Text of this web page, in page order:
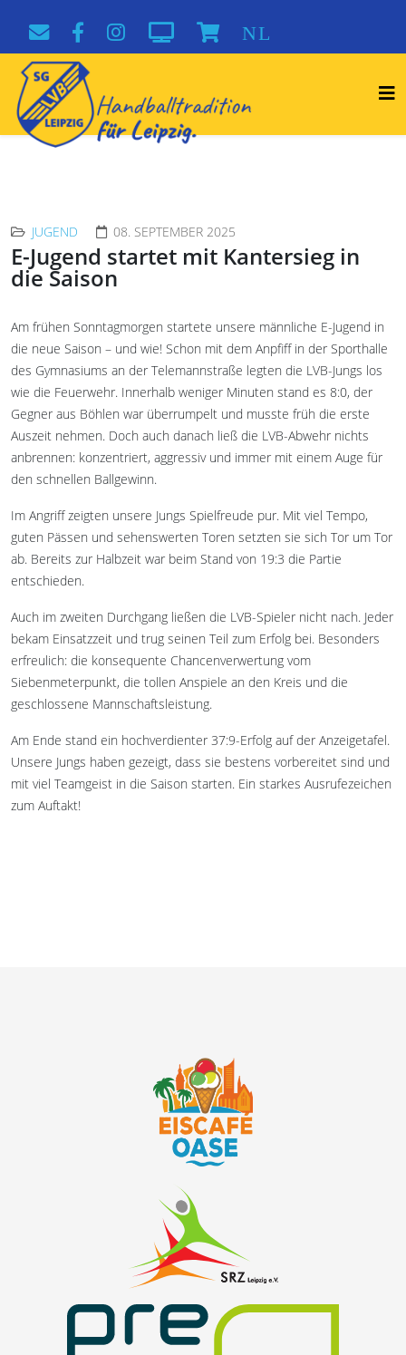
NL
JUGEND 08. SEPTEMBER 2025
E-Jugend startet mit Kantersieg in
die Saison
Am frühen Sonntagmorgen startete unsere männliche E-Jugend in
die neue Saison – und wie! Schon mit dem Anpfiff in der Sporthalle
des Gymnasiums an der Telemannstraße legten die LVB-Jungs los
wie die Feuerwehr. Innerhalb weniger Minuten stand es 8:0, der
Gegner aus Böhlen war überrumpelt und musste früh die erste
Auszeit nehmen. Doch auch danach ließ die LVB-Abwehr nichts
anbrennen: konzentriert, aggressiv und immer mit einem Auge für
den schnellen Ballgewinn.
Im Angriff zeigten unsere Jungs Spielfreude pur. Mit viel Tempo,
guten Pässen und sehenswerten Toren setzten sie sich Tor um Tor
ab. Bereits zur Halbzeit war beim Stand von 19:3 die Partie
entschieden.
Auch im zweiten Durchgang ließen die LVB-Spieler nicht nach. Jeder
bekam Einsatzzeit und trug seinen Teil zum Erfolg bei. Besonders
erfreulich: die konsequente Chancenverwertung vom
Siebenmeterpunkt, die tollen Anspiele an den Kreis und die
geschlossene Mannschaftsleistung.
Am Ende stand ein hochverdienter 37:9-Erfolg auf der Anzeigetafel.
Unsere Jungs haben gezeigt, dass sie bestens vorbereitet sind und
mit viel Teamgeist in die Saison starten. Ein starkes Ausrufezeichen
zum Auftakt!